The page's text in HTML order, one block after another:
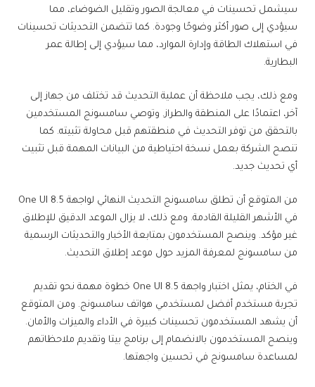
سيشمل تحسينات في معالجة الصور وتقليل الضوضاء، مما
سيؤدي إلى صور أكثر وضوحًا وجودة. كما تتضمن التحديثات تحسينات
في استهلاك الطاقة وإدارة الموارد، مما سيؤدي إلى إطالة عمر
البطارية.
ومع ذلك، يجب ملاحظة أن عملية التحديث قد تختلف من جهاز إلى
آخر، اعتمادًا على المنطقة والطراز. وتوصي سامسونج المستخدمين
بالتحقق من توفر التحديث في منطقتهم قبل محاولة تثبيته. كما
تنصح الشركة بعمل نسخة احتياطية من البيانات المهمة قبل تثبيت
أي تحديث جديد.
من المتوقع أن تطلق سامسونج التحديث النهائي لواجهة One UI 8.5
في الأشهر القليلة القادمة. ومع ذلك، لا يزال الموعد الدقيق للإطلاق
غير مؤكد. وينصح المستخدمون بمتابعة الأخبار والتحديثات الرسمية
من سامسونج لمعرفة المزيد حول موعد إطلاق التحديث.
في الختام، يمثل اختبار واجهة One UI 8.5 خطوة مهمة نحو تقديم
تجربة مستخدم أفضل لمستخدمي هواتف سامسونج. ومن المتوقع
أن يشهد المستخدمون تحسينات كبيرة في الأداء والميزات والأمان.
وينصح المستخدمون بالانضمام إلى برنامج بيتا وتقديم ملاحظاتهم
لمساعدة سامسونج في تحسين واجهتها.